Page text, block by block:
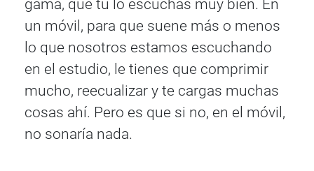
gama, que tú lo escuchas muy bien. En
un móvil, para que suene más o menos
lo que nosotros estamos escuchando
en el estudio, le tienes que comprimir
mucho, reecualizar y te cargas muchas
cosas ahí. Pero es que si no, en el móvil,
no sonaría nada.